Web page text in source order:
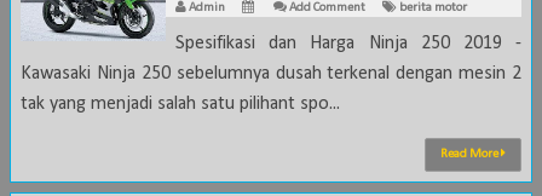
Admin Add Comment berita motor
Spesifikasi dan Harga Ninja 250 2019 -
Kawasaki Ninja 250 sebelumnya dusah terkenal dengan mesin 2
tak yang menjadi salah satu pilihant spo...
Read More